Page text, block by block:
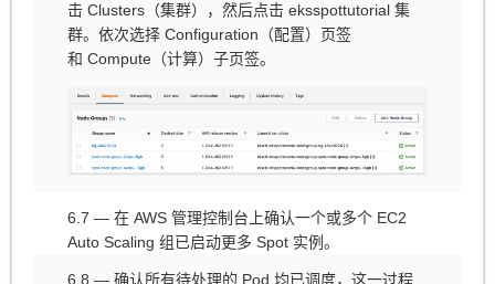
击 Clusters（集群），然后点击 eksspottutorial 集
群。依次选择 Configuration（配置）页签
和 Compute（计算）子页签。
6.7 — 在 AWS 管理控制台上确认一个或多个 EC2
Auto Scaling 组已启动更多 Spot 实例。
6.8 — 确认所有待处理的 Pod 均已调度，这一过程